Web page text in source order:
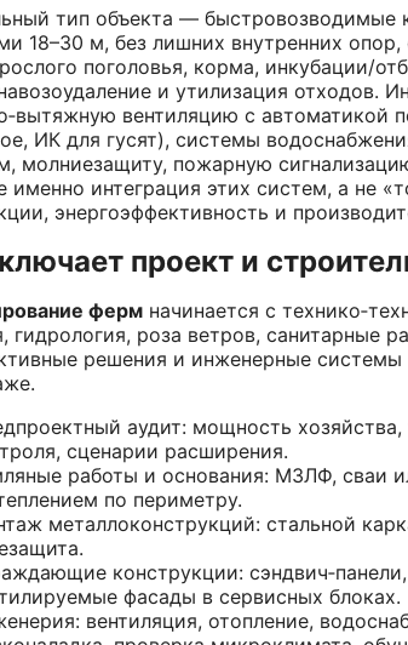
тип объекта — быстровозводимые
18–30 м, без лишних внутренних
поголовья, корма, инкубации/
и утилизация отходов.
вентиляцию с автоматикой
ИК для гусят), системы
молниезащиту, пожарную
именно интеграция этих систем, а не
энергоэффективность и
проект и
ферм начинается с
гидрология, роза ветров, санитарные
решения и инженерные
аудит: мощность
сценарии расширения.
работы и основания: МЗЛФ, сваи
по периметру.
металлоконструкций: стальной
конструкции:
фасады в сервисных блоках.
вентиляция, отопление,